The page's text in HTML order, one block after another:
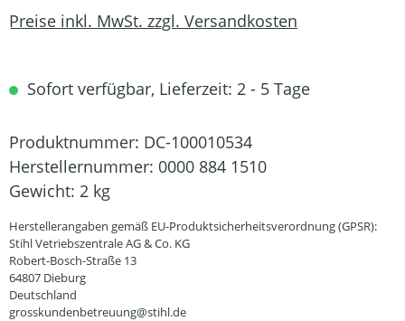
Preise inkl. MwSt. zzgl. Versandkosten
Sofort verfügbar, Lieferzeit: 2 - 5 Tage
Produktnummer: DC-100010534
Herstellernummer: 0000 884 1510
Gewicht: 2 kg
Herstellerangaben gemäß EU-Produktsicherheitsverordnung (GPSR):
Stihl Vetriebszentrale AG & Co. KG
Robert-Bosch-Straße 13
64807 Dieburg
Deutschland
grosskundenbetreuung@stihl.de